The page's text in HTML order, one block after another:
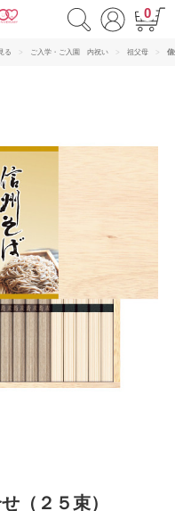
0
る ご入学・ご入園 内祝い 祖父母 信
（２５束）